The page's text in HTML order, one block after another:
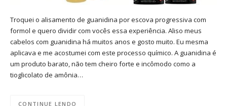
Troquei o alisamento de guanidina por escova progressiva com
formol e quero dividir com vocês essa experiência. Aliso meus
cabelos com guanidina há muitos anos e gosto muito. Eu mesma
aplicava e me acostumei com este processo químico. A guanidina é
um produto barato, não tem cheiro forte e incômodo como a
tioglicolato de amônia…
CONTINUE LENDO